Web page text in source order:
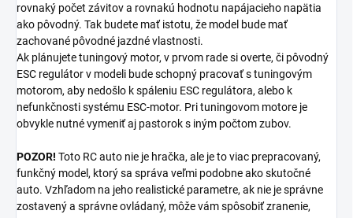
rovnaký počet závitov a rovnakú hodnotu napájacieho napätia
ako pôvodný. Tak budete mať istotu, že model bude mať
zachované pôvodné jazdné vlastnosti.
Ak plánujete tuningový motor, v prvom rade si overte, či pôvodný
ESC regulátor v modeli bude schopný pracovať s tuningovým
motorom, aby nedošlo k spáleniu ESC regulátora, alebo k
nefunkčnosti systému ESC-motor. Pri tuningovom motore je
obvykle nutné vymeniť aj pastorok s iným počtom zubov.
POZOR! Toto RC auto nie je hračka, ale je to viac prepracovaný,
funkčný model, ktorý sa správa veľmi podobne ako skutočné
auto. Vzhľadom na jeho realistické parametre, ak nie je správne
zostavený a správne ovládaný, môže vám spôsobiť zranenie,